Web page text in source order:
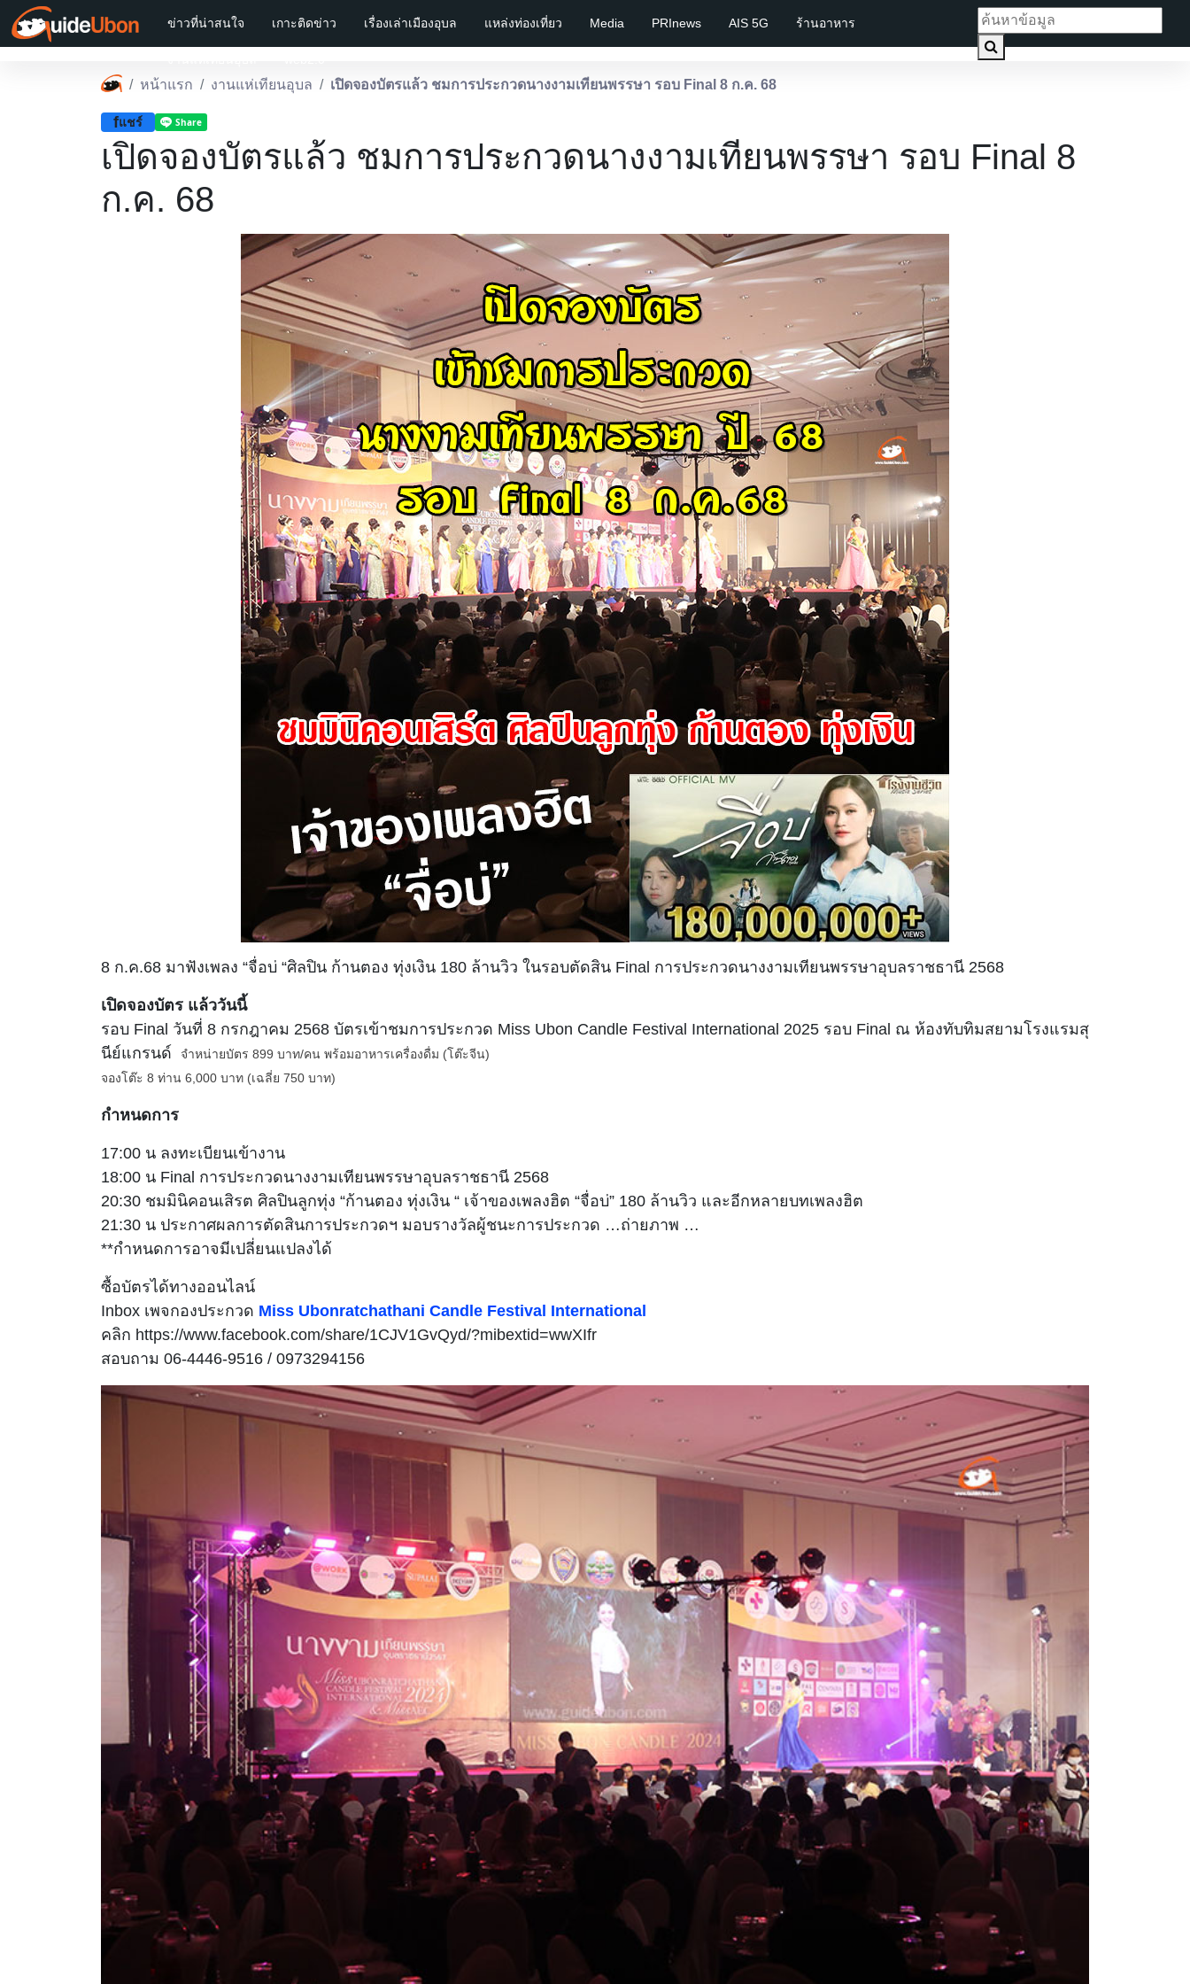
ข่าวที่น่าสนใจ เกาะติดข่าว เรื่องเล่าเมืองอุบล แหล่งท่องเที่ยว Media PRInews AIS 5G ร้านอาหาร
หน้าแรก งานแห่เทียนอุบล เปิดจองบัตรแล้ว ชมการประกวดนางงามเทียนพรรษา รอบ Final 8 ก.ค. 68
fแชร์
เปิดจองบัตรแล้ว ชมการประกวดนางงามเทียนพรรษา รอบ Final 8
ก.ค. 68
8 ก.ค.68 มาฟังเพลง “จื่อบ่ “ศิลปิน ก้านตอง ทุ่งเงิน 180 ล้านวิว ในรอบตัดสิน Final การประกวดนางงามเทียนพรรษาอุบลราชธานี 2568
เปิดจองบัตร แล้ววันนี้
รอบ Final วันที่ 8 กรกฎาคม 2568 บัตรเข้าชมการประกวด Miss Ubon Candle Festival International 2025 รอบ Final ณ ห้องทับทิมสยามโรงแรมสุ
นีย์แกรนด์
จำหน่ายบัตร 899 บาท/คน พร้อมอาหารเครื่องดื่ม (โต๊ะจีน)
จองโต๊ะ 8 ท่าน 6,000 บาท (เฉลี่ย 750 บาท)
กำหนดการ
17:00 น ลงทะเบียนเข้างาน
18:00 น Final การประกวดนางงามเทียนพรรษาอุบลราชธานี 2568
20:30 ชมมินิคอนเสิรต ศิลปินลูกทุ่ง “ก้านตอง ทุ่งเงิน “ เจ้าของเพลงฮิต “จื่อบ่” 180 ล้านวิว และอีกหลายบทเพลงฮิต
21:30 น ประกาศผลการตัดสินการประกวดฯ มอบรางวัลผู้ชนะการประกวด …ถ่ายภาพ …
**กำหนดการอาจมีเปลี่ยนแปลงได้
ซื้อบัตรได้ทางออนไลน์
Inbox เพจกองประกวด Miss Ubonratchathani Candle Festival International
คลิก https://www.facebook.com/share/1CJV1GvQyd/?mibextid=wwXIfr
สอบถาม 06-4446-9516 / 0973294156